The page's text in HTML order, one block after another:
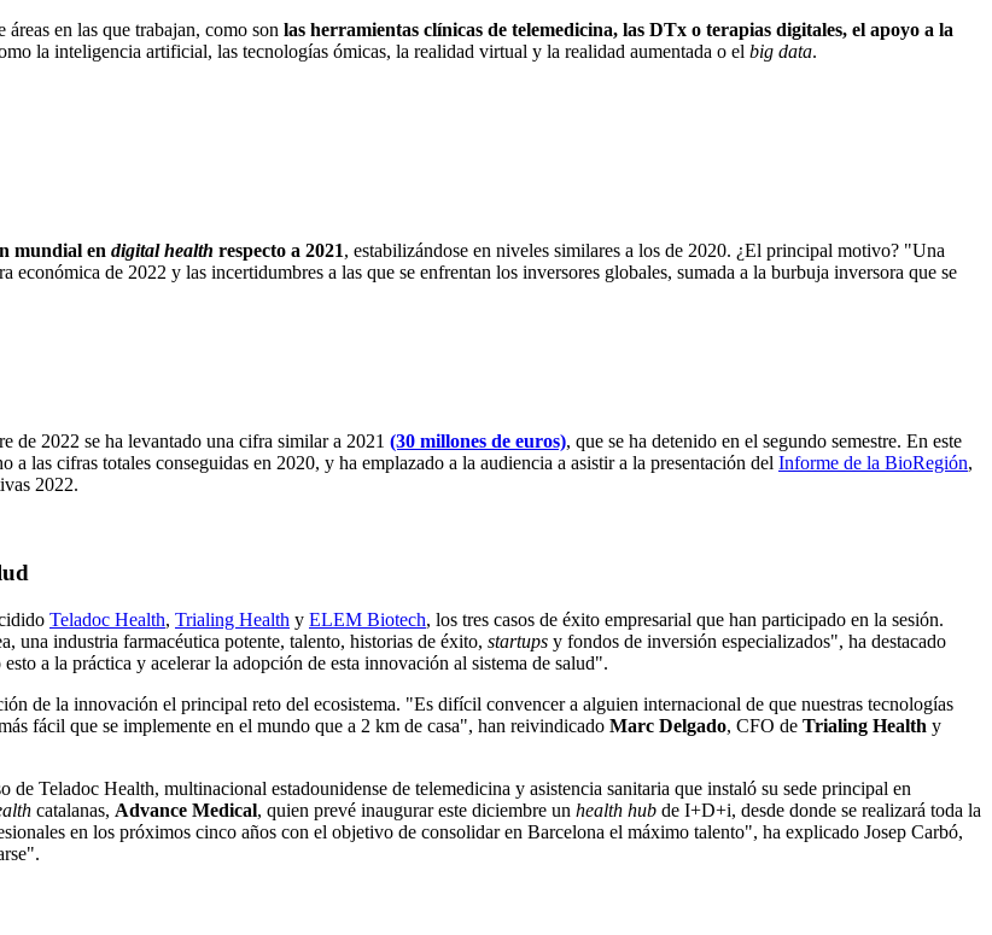
en las que trabajan, como son las herramientas clínicas de telemedicina, las DTx o terapias digitales, el apoyo a la
la inteligencia artificial, las tecnologías ómicas, la realidad virtual y la realidad aumentada o el big data.
mundial en digital health respecto a 2021, estabilizándose en niveles similares a los de 2020. ¿El principal motivo? "Una
de 2022 y las incertidumbres a las que se enfrentan los inversores globales, sumada a la burbuja inversora que se
de 2022 se ha levantado una cifra similar a 2021 (30 millones de euros), que se ha detenido en el segundo semestre. En este
las cifras totales conseguidas en 2020, y ha emplazado a la audiencia a asistir a la presentación del Informe de la BioRegión,
2022.
Teladoc Health, Trialing Health y ELEM Biotech, los tres casos de éxito empresarial que han participado en la sesión.
una industria farmacéutica potente, talento, historias de éxito, startups y fondos de inversión especializados", ha destacado
a la práctica y acelerar la adopción de esta innovación al sistema de salud".
de la innovación el principal reto del ecosistema. "Es difícil convencer a alguien internacional de que nuestras tecnologías
fácil que se implemente en el mundo que a 2 km de casa", han reivindicado Marc Delgado, CFO de Trialing Health y
de Teladoc Health, multinacional estadounidense de telemedicina y asistencia sanitaria que instaló su sede principal en
catalanas, Advance Medical, quien prevé inaugurar este diciembre un health hub de I+D+i, desde donde se realizará toda la
en los próximos cinco años con el objetivo de consolidar en Barcelona el máximo talento", ha explicado Josep Carbó,